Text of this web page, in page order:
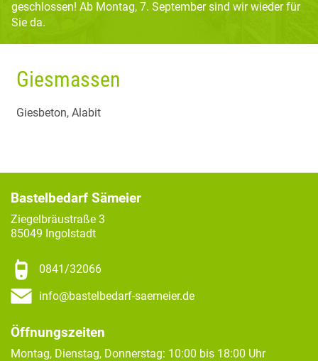
geschlossen! Ab Montag, 7. September sind wir wieder für
Sie da.
Giesmassen
Giesbeton, Alabit
Bastelbedarf Sämeier
Ziegelbräustraße 3
85049 Ingolstadt
0841/32066
info@bastelbedarf-saemeier.de
Öffnungszeiten
Montag, Dienstag, Donnerstag: 10:00 bis 18:00 Uhr